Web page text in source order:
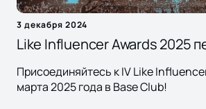
3 декабря 2024
Like Influencer Awards 2025
Присоединяйтесь к IV Like
марта 2025 года в Base Club!